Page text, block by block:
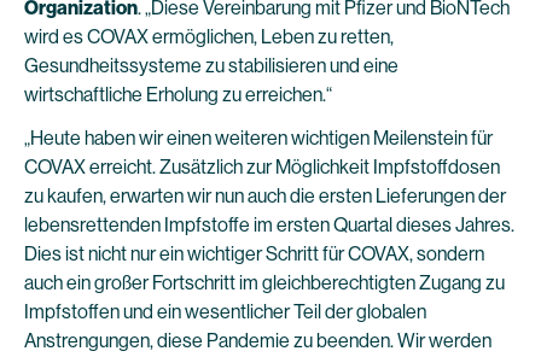
Organization. „Diese Vereinbarung mit Pfizer und BioNTech
wird es COVAX ermöglichen, Leben zu retten,
Gesundheitssysteme zu stabilisieren und eine
wirtschaftliche Erholung zu erreichen.“
„Heute haben wir einen weiteren wichtigen Meilenstein für
COVAX erreicht. Zusätzlich zur Möglichkeit Impfstoffdosen
zu kaufen, erwarten wir nun auch die ersten Lieferungen der
lebensrettenden Impfstoffe im ersten Quartal dieses Jahres.
Dies ist nicht nur ein wichtiger Schritt für COVAX, sondern
auch ein großer Fortschritt im gleichberechtigten Zugang zu
Impfstoffen und ein wesentlicher Teil der globalen
Anstrengungen, diese Pandemie zu beenden. Wir werden